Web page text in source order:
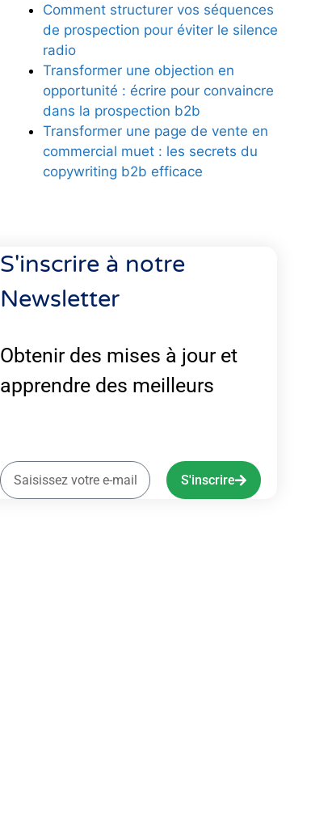
Comment structurer vos séquences
de prospection pour éviter le silence
radio
Transformer une objection en
opportunité : écrire pour convaincre
dans la prospection b2b
Transformer une page de vente en
commercial muet : les secrets du
copywriting b2b efficace
S'inscrire à notre
Newsletter
Obtenir des mises à jour et
apprendre des meilleurs
S'inscrire